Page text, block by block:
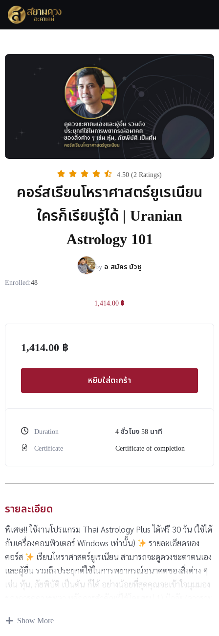
4.50 (2 Ratings)
คอร์สเรียนโหราศาสตร์ยูเรเนียน
ใครก็เรียนรู้ได้ | Uranian
Astrology 101
by อ.สมัคร บัวชู
Enrolled:48
1,414.00 ฿
1,414.00 ฿
หยิบใส่ตะกร้า
Duration 4ชั่วโมง58 นาที
Certificate
Certificate of completion
รายละเอียด
พิเศษ!! ใช้งานโปรแกรม Thai Astrology Plus ได้ฟรี 30 วัน (ใช้ได้
กับเครื่องคอมพิวเตอร์ Windows เท่านั้น)
รายละเอียดของ
คอร์ส
เรียนโหราศาสตร์ยูเรเนียน สามารถจะดูดวงชะตาตนเอง
และผู้อื่น รวมถึงประยุกต์ใช้ในการพยากรณ์อนาคตของสิ่งต่าง ๆ
เช่น หุ้น, ภัยพิบัติ เป็นต้น ก็ได้ อย่างน้อยที่สุดคุณจะเข้าใจมุมมอง
เหลือ ในแอพจะใช้สีช่วยแยก) 2) มุมสัมพันธ์ 0, 180, 90, 45,
Show More